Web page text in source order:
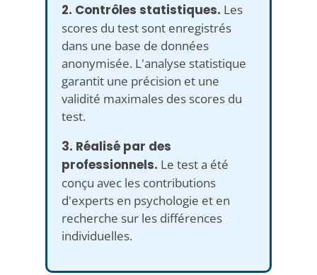
2. Contrôles statistiques. Les
scores du test sont enregistrés
dans une base de données
anonymisée. L'analyse statistique
garantit une précision et une
validité maximales des scores du
test.
3. Réalisé par des
professionnels. Le test a été
conçu avec les contributions
d'experts en psychologie et en
recherche sur les différences
individuelles.